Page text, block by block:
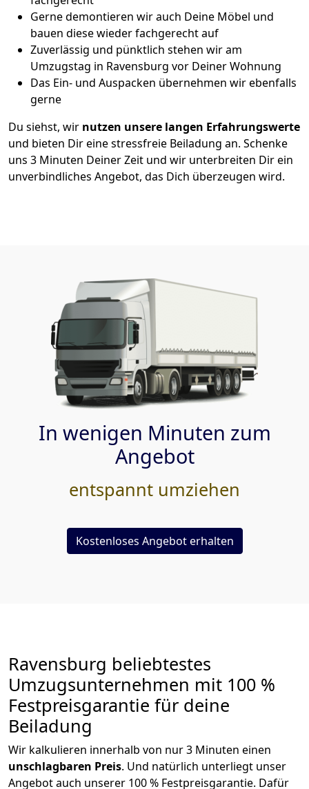
Gerne demontieren wir auch Deine Möbel und
bauen diese wieder fachgerecht auf
Zuverlässig und pünktlich stehen wir am
Umzugstag in Ravensburg vor Deiner Wohnung
Das Ein- und Auspacken übernehmen wir ebenfalls
gerne
Du siehst, wir nutzen unsere langen Erfahrungswerte
und bieten Dir eine stressfreie Beiladung an. Schenke
uns 3 Minuten Deiner Zeit und wir unterbreiten Dir ein
unverbindliches Angebot, das Dich überzeugen wird.
In wenigen Minuten zum
Angebot
entspannt umziehen
Kostenloses Angebot erhalten
Ravensburg beliebtestes
Umzugsunternehmen mit 100 %
Festpreisgarantie für deine
Beiladung
Wir kalkulieren innerhalb von nur 3 Minuten einen
unschlagbaren Preis. Und natürlich unterliegt unser
Angebot auch unserer 100 % Festpreisgarantie. Dafür